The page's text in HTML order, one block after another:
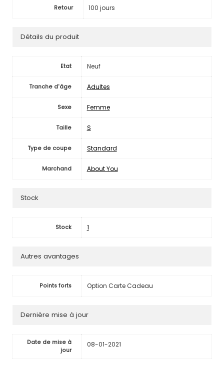
Retour 100 jours
Détails du produit
Etat Neuf
Tranche d'âge Adultes
Sexe Femme
Taille S
Type de coupe Standard
Marchand About You
Stock
Stock 1
Autres avantages
Points forts Option Carte Cadeau
Dernière mise à jour
Date de mise à
jour
08-01-2021